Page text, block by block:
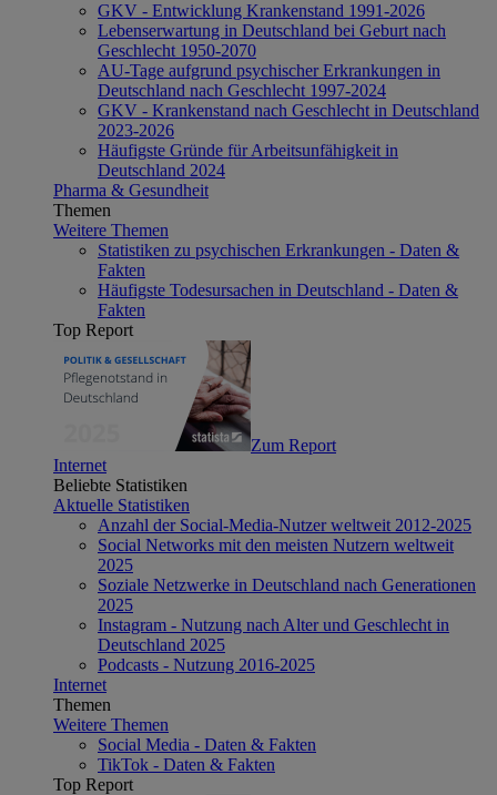
GKV - Entwicklung Krankenstand 1991-2026
Lebenserwartung in Deutschland bei Geburt nach
Geschlecht 1950-2070
AU-Tage aufgrund psychischer Erkrankungen in
Deutschland nach Geschlecht 1997-2024
GKV - Krankenstand nach Geschlecht in Deutschland
2023-2026
Häufigste Gründe für Arbeitsunfähigkeit in
Deutschland 2024
Pharma & Gesundheit
Themen
Weitere Themen
Statistiken zu psychischen Erkrankungen - Daten &
Fakten
Häufigste Todesursachen in Deutschland - Daten &
Fakten
Top Report
Zum Report
Internet
Beliebte Statistiken
Aktuelle Statistiken
Anzahl der Social-Media-Nutzer weltweit 2012-2025
Social Networks mit den meisten Nutzern weltweit
2025
Soziale Netzwerke in Deutschland nach Generationen
2025
Instagram - Nutzung nach Alter und Geschlecht in
Deutschland 2025
Podcasts - Nutzung 2016-2025
Internet
Themen
Weitere Themen
Social Media - Daten & Fakten
TikTok - Daten & Fakten
Top Report